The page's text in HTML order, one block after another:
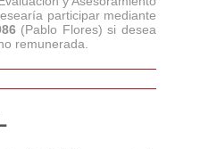
participar mediante
(Pablo Flores) si desea
remunerada.